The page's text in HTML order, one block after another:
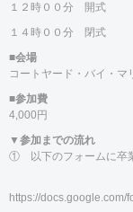
１２時００分 開式
１４時００分 閉式
■会場
コートヤード・バイ・マ
■参加費
4,000 円
▼ 参加までの流れ
① 以下のフォームに卒
https://docs.google.com/